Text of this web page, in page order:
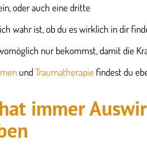
oder auch eine dritte
wahr ist, ob du es wirklich in dir
nur bekommst, damit die
und Traumatherapie findest du
immer